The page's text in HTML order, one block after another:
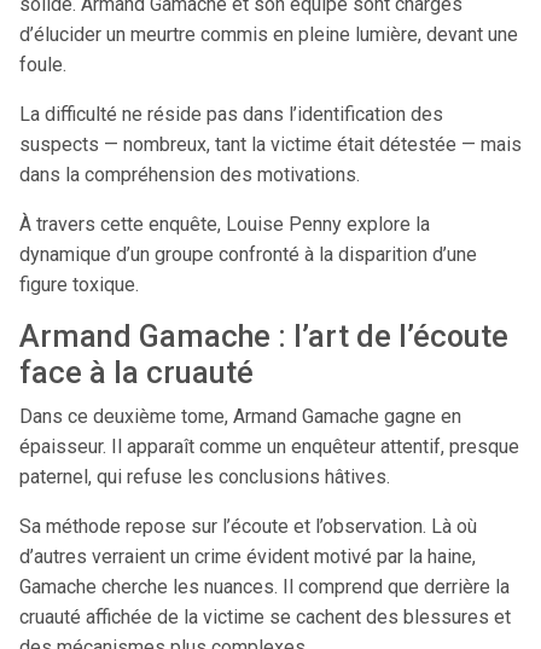
d’élucider un meurtre commis en pleine lumière, devant une
foule.
La difficulté ne réside pas dans l’identification des
suspects — nombreux, tant la victime était détestée — mais
dans la compréhension des motivations.
À travers cette enquête, Louise Penny explore la
dynamique d’un groupe confronté à la disparition d’une
figure toxique.
Armand Gamache : l’art de l’écoute
face à la cruauté
Dans ce deuxième tome, Armand Gamache gagne en
épaisseur. Il apparaît comme un enquêteur attentif, presque
paternel, qui refuse les conclusions hâtives.
Sa méthode repose sur l’écoute et l’observation. Là où
d’autres verraient un crime évident motivé par la haine,
Gamache cherche les nuances. Il comprend que derrière la
cruauté affichée de la victime se cachent des blessures et